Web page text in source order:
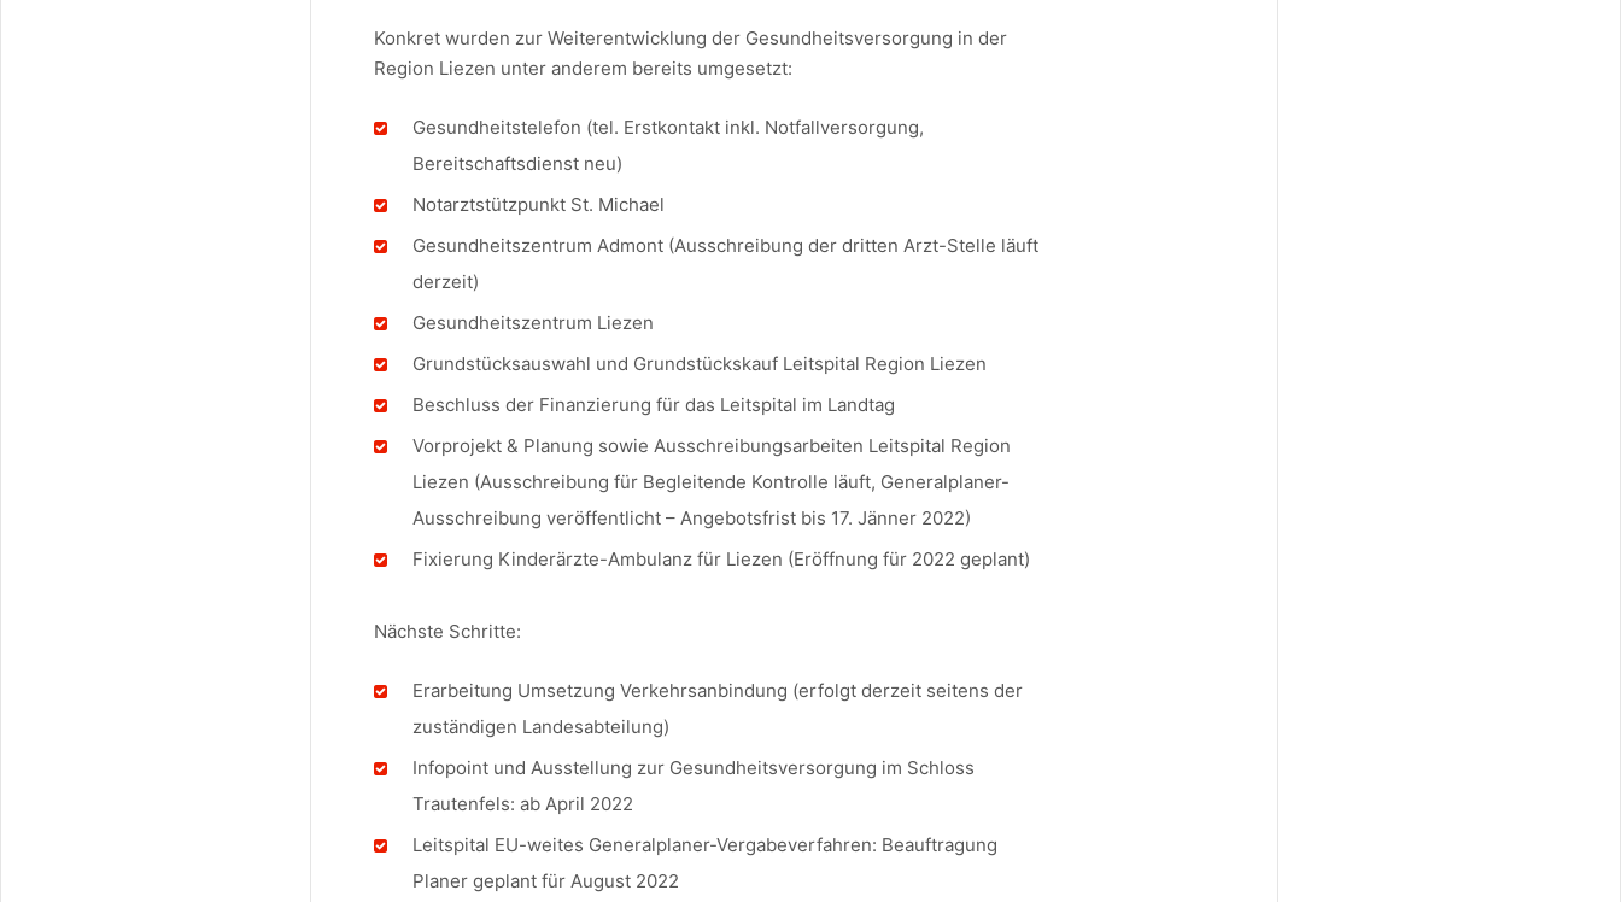
Konkret wurden zur Weiterentwicklung der Gesundheitsversorgung in der
Region Liezen unter anderem bereits umgesetzt:
Gesundheitstelefon (tel. Erstkontakt inkl. Notfallversorgung,
Bereitschaftsdienst neu)
Notarztstützpunkt St. Michael
Gesundheitszentrum Admont (Ausschreibung der dritten Arzt-Stelle läuft
derzeit)
Gesundheitszentrum Liezen
Grundstücksauswahl und Grundstückskauf Leitspital Region Liezen
Beschluss der Finanzierung für das Leitspital im Landtag
Vorprojekt & Planung sowie Ausschreibungsarbeiten Leitspital Region
Liezen (Ausschreibung für Begleitende Kontrolle läuft, Generalplaner-
Ausschreibung veröffentlicht – Angebotsfrist bis 17. Jänner 2022)
Fixierung Kinderärzte-Ambulanz für Liezen (Eröffnung für 2022 geplant)
Nächste Schritte:
Erarbeitung Umsetzung Verkehrsanbindung (erfolgt derzeit seitens der
zuständigen Landesabteilung)
Infopoint und Ausstellung zur Gesundheitsversorgung im Schloss
Trautenfels: ab April 2022
Leitspital EU-weites Generalplaner-Vergabeverfahren: Beauftragung
Planer geplant für August 2022